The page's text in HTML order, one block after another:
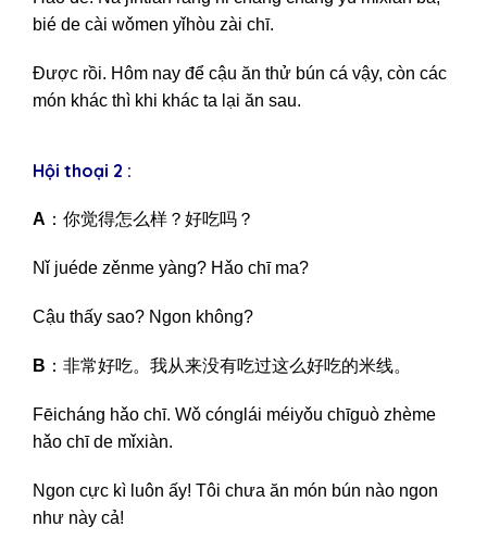
bié de cài wǒmen yǐhòu zài chī.
Được rồi. Hôm nay để cậu ăn thử bún cá vậy, còn các
món khác thì khi khác ta lại ăn sau.
Hội thoại 2 :
A ：你觉得怎么样？好吃吗？
Nǐ juéde zěnme yàng? Hǎo chī ma?
Cậu thấy sao? Ngon không?
B ：非常好吃。我从来没有吃过这么好吃的米线。
Fēicháng hǎo chī. Wǒ cónglái méiyǒu chīguò zhème
hǎo chī de mǐxiàn.
Ngon cực kì luôn ấy! Tôi chưa ăn món bún nào ngon
như này cả!